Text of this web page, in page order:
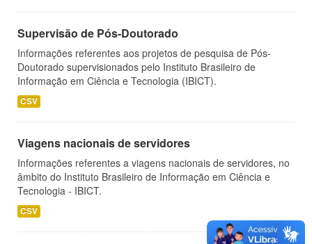
Supervisão de Pós-Doutorado
Informações referentes aos projetos de pesquisa de Pós-
Doutorado supervisionados pelo Instituto Brasileiro de
Informação em Ciência e Tecnologia (IBICT).
CSV
Viagens nacionais de servidores
Informações referentes a viagens nacionais de servidores, no
âmbito do Instituto Brasileiro de Informação em Ciência e
Tecnologia - IBICT.
CSV